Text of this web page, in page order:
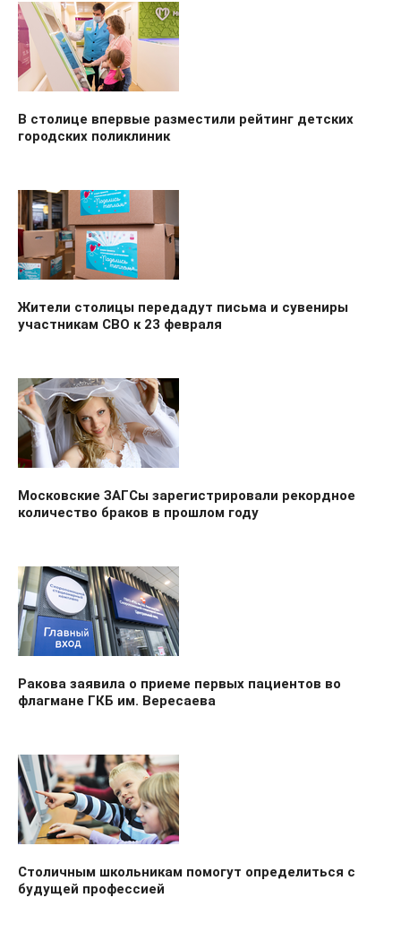
В столице впервые разместили рейтинг детских
городских поликлиник
Жители столицы передадут письма и сувениры
участникам СВО к 23 февраля
Московские ЗАГСы зарегистрировали рекордное
количество браков в прошлом году
Ракова заявила о приеме первых пациентов во
флагмане ГКБ им. Вересаева
Столичным школьникам помогут определиться с
будущей профессией